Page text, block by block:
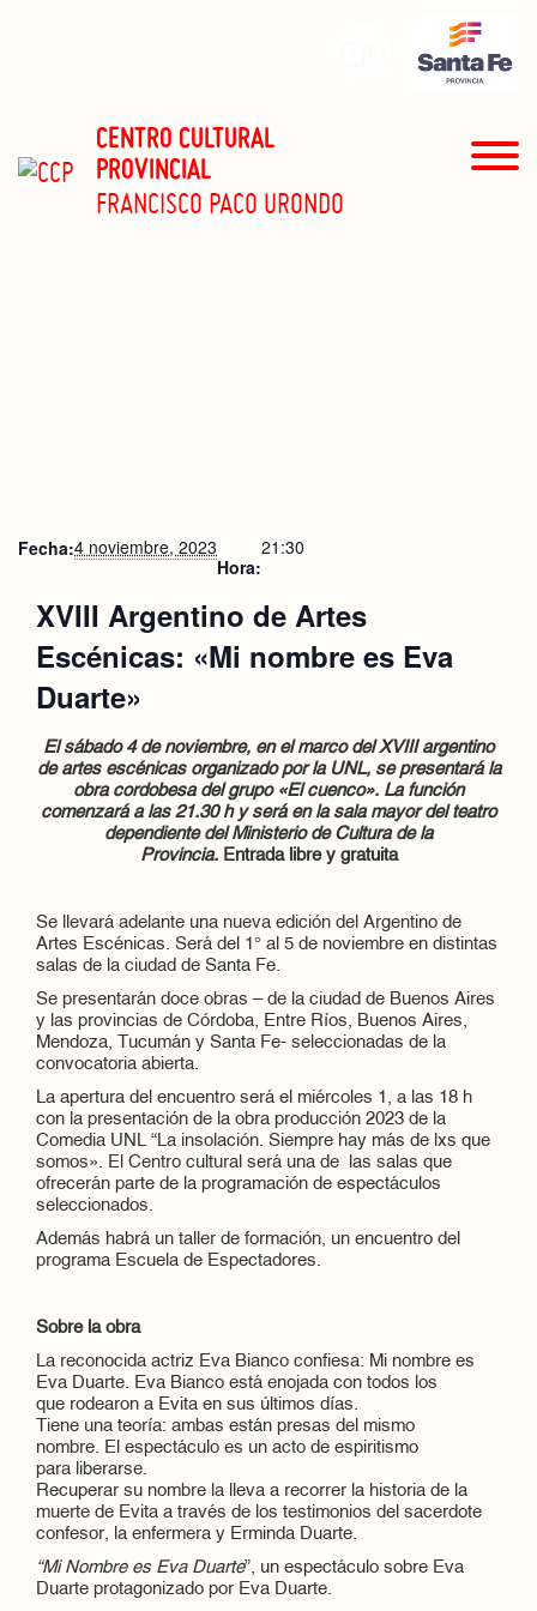
CENTRO CULTURAL
PROVINCIAL
FRANCISCO PACO URONDO
Fecha:4 noviembre, 2023
Hora:
21:30
XVIII Argentino de Artes
Escénicas: «Mi nombre es Eva
Duarte»
El sábado 4 de noviembre, en el marco del XVIII argentino
de artes escénicas organizado por la UNL, se presentará la
obra cordobesa del grupo «El cuenco». La función
comenzará a las 21.30 h y será en la sala mayor del teatro
dependiente del Ministerio de Cultura de la
Provincia. Entrada libre y gratuita
Se llevará adelante una nueva edición del Argentino de
Artes Escénicas. Será del 1° al 5 de noviembre en distintas
salas de la ciudad de Santa Fe.
Se presentarán doce obras – de la ciudad de Buenos Aires
y las provincias de Córdoba, Entre Ríos, Buenos Aires,
Mendoza, Tucumán y Santa Fe- seleccionadas de la
convocatoria abierta.
La apertura del encuentro será el miércoles 1, a las 18 h
con la presentación de la obra producción 2023 de la
Comedia UNL “La insolación. Siempre hay más de lxs que
somos». El Centro cultural será una de las salas que
ofrecerán parte de la programación de espectáculos
seleccionados.
Además habrá un taller de formación, un encuentro del
programa Escuela de Espectadores.
Sobre la obra
La reconocida actriz Eva Bianco confiesa: Mi nombre es
Eva Duarte. Eva Bianco está enojada con todos los
que rodearon a Evita en sus últimos días.
Tiene una teoría: ambas están presas del mismo
nombre. El espectáculo es un acto de espiritismo
para liberarse.
Recuperar su nombre la lleva a recorrer la historia de la
muerte de Evita a través de los testimonios del sacerdote
confesor, la enfermera y Erminda Duarte.
“Mi Nombre es Eva Duarte”, un espectáculo sobre Eva
Duarte protagonizado por Eva Duarte.